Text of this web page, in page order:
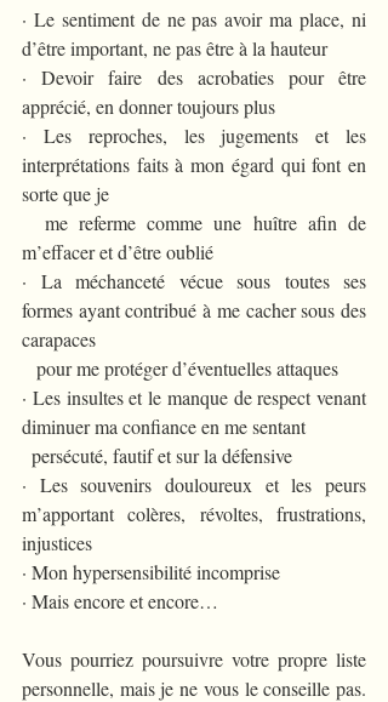
· Le sentiment de ne pas avoir ma place, ni
d’être important, ne pas être à la hauteur
· Devoir faire des acrobaties pour être
apprécié, en donner toujours plus
· Les reproches, les jugements et les
interprétations faits à mon égard qui font en
sorte que je
m’effacer et d’être oublié
· La méchanceté vécue sous toutes ses
formes ayant contribué à me cacher sous des
carapaces
   pour me protéger d’éventuelles attaques
· Les insultes et le manque de respect venant
diminuer ma confiance en me sentant
  persécuté, fautif et sur la défensive
· Les souvenirs douloureux et les peurs
m’apportant colères, révoltes, frustrations,
injustices
· Mon hypersensibilité incomprise
· Mais encore et encore…
Vous pourriez poursuivre votre propre liste
personnelle, mais je ne vous le conseille pas.